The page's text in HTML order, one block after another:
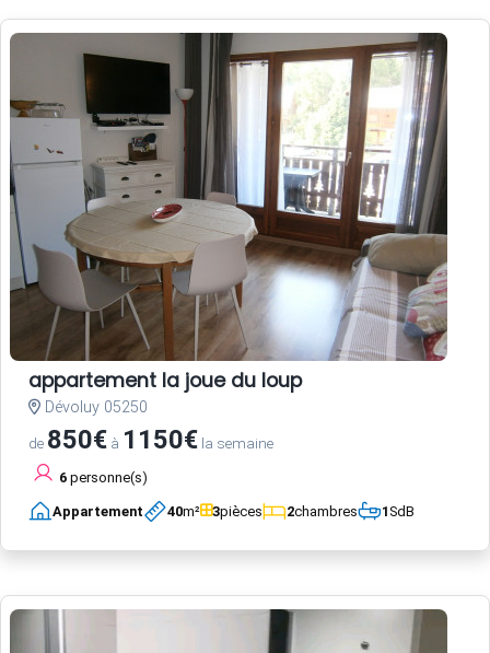
appartement la joue du loup
Dévoluy 05250
de 850€ à 1150€ la semaine
6 personne(s)
Appartement 40m² 3pièces 2chambres 1SdB